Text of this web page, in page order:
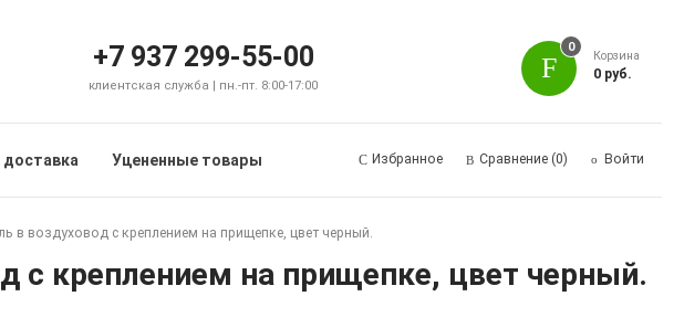
+7 937 299-55-00
клиентская служба | пн.-пт. 8:00-17:00
0
Корзина
0 руб.
Уцененные товары Избранное Сравнение (0) Войти
в воздуховод с креплением на прищепке, цвет черный.
с креплением на прищепке, цвет черный.